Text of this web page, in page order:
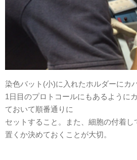
染色バット(小)に入れたホルダーにカ
1日目のプロトコールにもあるように
ておいて順番通りに
セットすること。また、細胞の付着し
置くか決めておくことが大切。